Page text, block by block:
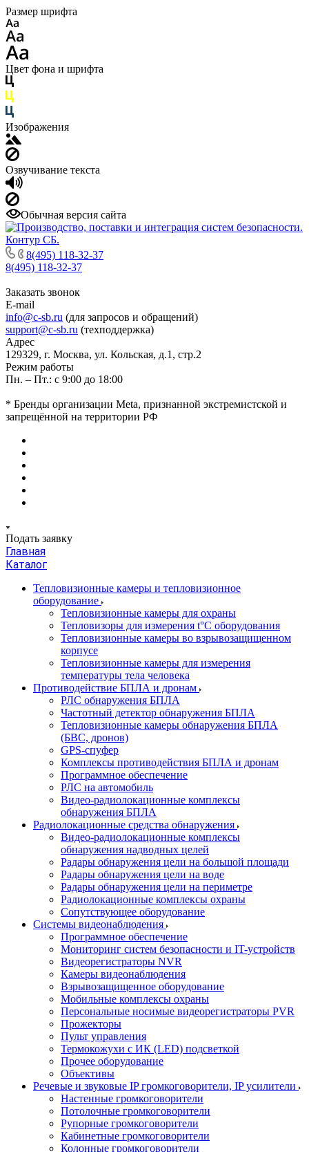
Размер шрифта
Цвет фона и шрифта
Изображения
Озвучивание текста
Обычная версия сайта
8(495) 118-32-37
8(495) 118-32-37
Заказать звонок
E-mail
info@c-sb.ru (для запросов и обращений)
support@c-sb.ru (техподдержка)
Адрес
129329, г. Москва, ул. Кольская, д.1, стр.2
Режим работы
Пн. – Пт.: с 9:00 до 18:00
* Бренды организации Meta, признанной экстремистской и
запрещённой на территории РФ
Подать заявку
Главная
Каталог
Тепловизионные камеры и тепловизионное
оборудование
Тепловизионные камеры для охраны
Тепловизоры для измерения t°С оборудования
Тепловизионные камеры во взрывозащищенном
корпусе
Тепловизионные камеры для измерения
температуры тела человека
Противодействие БПЛА и дронам
РЛС обнаружения БПЛА
Частотный детектор обнаружения БПЛА
Тепловизионные камеры обнаружения БПЛА
(БВС, дронов)
GPS-спуфер
Комплексы противодействия БПЛА и дронам
Программное обеспечение
РЛС на автомобиль
Видео-радиолокационные комплексы
обнаружения БПЛА
Радиолокационные средства обнаружения
Видео-радиолокационные комплексы
обнаружения надводных целей
Радары обнаружения цели на большой площади
Радары обнаружения цели на воде
Радары обнаружения цели на периметре
Радиолокационные комплексы охраны
Сопутствующее оборудование
Системы видеонаблюдения
Программное обеспечение
Мониторинг систем безопасности и IT-устройств
Видеорегистраторы NVR
Камеры видеонаблюдения
Взрывозащищенное оборудование
Мобильные комплексы охраны
Персональные носимые видеорегистраторы PVR
Прожекторы
Пульт управления
Термокожухи с ИК (LED) подсветкой
Прочее оборудование
Объективы
Речевые и звуковые IP громкоговорители, IP усилители
Настенные громкоговорители
Потолочные громкоговорители
Рупорные громкоговорители
Кабинетные громкоговорители
Колонные громкоговорители